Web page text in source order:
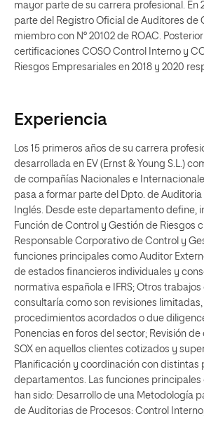
mayor parte de su carrera profesional. En
parte del Registro Oficial de Auditores de
miembro con N° 20102 de ROAC.
certificaciones COSO Control Interno y
Riesgos Empresariales en 2018 y 2020
Experiencia
Los 15 primeros años de su carrera
desarrollada en EV (Ernst & Young S.L.)
de compañías Nacionales e
pasa a formar parte del Dpto. de
Inglés. Desde este departamento define,
Función de Control y Gestión de Riesgos
Responsable Corporativo de Control y
funciones principales como Auditor
de estados financieros individuales y
normativa española e IFRS; Otros
consultaría como son revisiones
procedimientos acordados o due
Ponencias en foros del sector; Revisión
SOX en aquellos clientes cotizados y
Planificación y coordinación con distintas
departamentos. Las funciones
han sido: Desarrollo de una Metodología
de Auditorias de Procesos: Control